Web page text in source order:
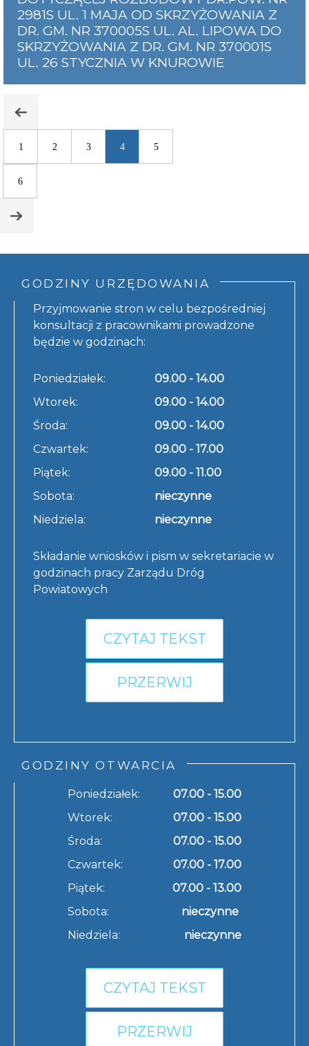
2981S UL. 1 MAJA OD SKRZYŻOWANIA Z
DR. GM. NR 370005S UL. AL. LIPOWA DO
SKRZYŻOWANIA Z DR. GM. NR 370001S
UL. 26 STYCZNIA W KNUROWIE
1 2 3 4 5
6
GODZINY URZĘDOWANIA
Przyjmowanie stron w celu bezpośredniej
konsultacji z pracownikami prowadzone
będzie w godzinach:
Poniedziałek:
09.00 - 14.00
Wtorek:
09.00 - 14.00
Środa:
09.00 - 14.00
Czwartek:
09.00 - 17.00
Piątek:
09.00 - 11.00
Sobota:
nieczynne
Niedziela:
nieczynne
Składanie wniosków i pism w sekretariacie w
godzinach pracy Zarządu Dróg
Powiatowych
CZYTAJ TEKST
PRZERWIJ
GODZINY OTWARCIA
Poniedziałek:
07.00 - 15.00
Wtorek:
07.00 - 15.00
Środa:
07.00 - 15.00
Czwartek:
07.00 - 17.00
Piątek:
07.00 - 13.00
Sobota:
nieczynne
Niedziela:
nieczynne
CZYTAJ TEKST
PRZERWIJ